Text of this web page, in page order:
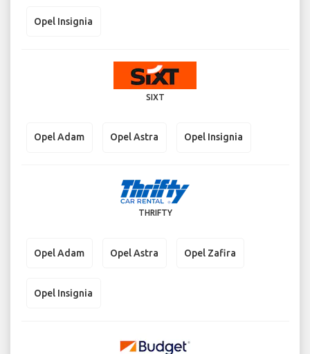
Opel Insignia
SIXT
Opel Adam Opel Astra Opel Insignia
THRIFTY
Opel Adam Opel Astra Opel Zafira
Opel Insignia